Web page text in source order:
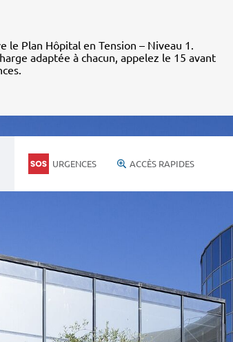
le Plan Hôpital en Tension – Niveau 1.
adaptée à chacun, appelez le 15 avant
URGENCES ACCÈS RAPIDES